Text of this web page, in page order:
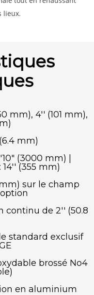
lieux.
mm), 4'' (101 mm),
mm)
(3000 mm) |
(355 mm)
mm) sur le champ
continu de 2'' (50.8
standard exclusif
brossé No4
en aluminium